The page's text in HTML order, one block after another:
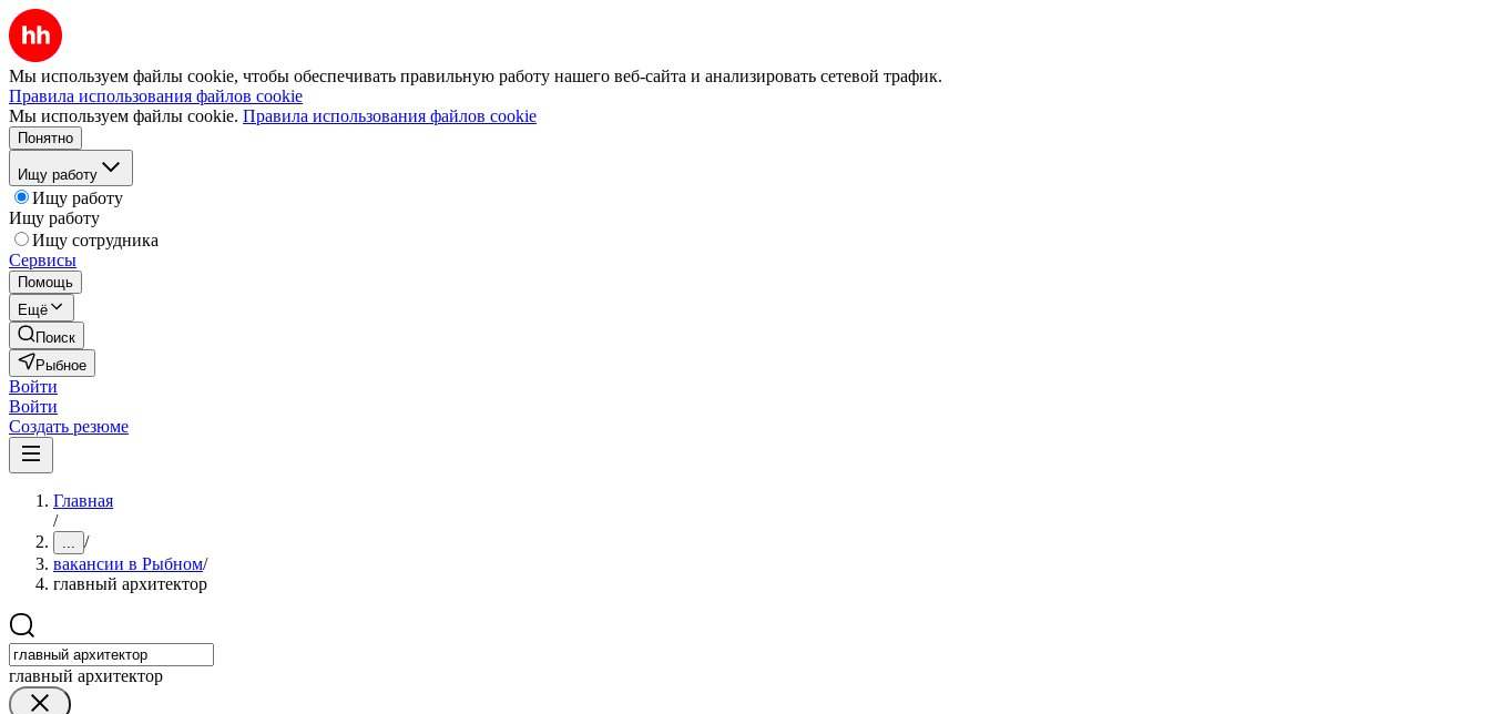
Мы используем файлы cookie, чтобы обеспечивать правильную работу нашего веб-сайта и анализировать сетевой трафик.
Правила использования файлов cookie
Мы используем файлы cookie. Правила использования файлов cookie
Понятно
Ищу работу
Ищу работу
Ищу работу
Ищу сотрудника
Сервисы
Помощь
Ещё
Поиск
Рыбное
Войти
Войти
Создать резюме
Главная
/
... /
вакансии в Рыбном/
главный архитектор
главный архитектор